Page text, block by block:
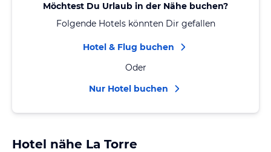
Möchtest Du Urlaub in der Nähe buchen?
Folgende Hotels könnten Dir gefallen
Hotel & Flug buchen
Oder
Nur Hotel buchen
Hotel nähe La Torre